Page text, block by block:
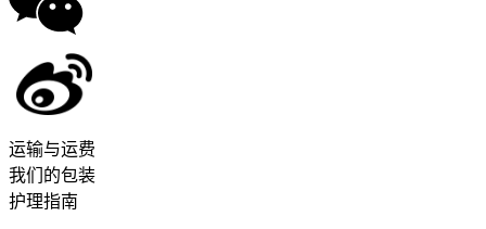
运输与运费
我们的包装
护理指南